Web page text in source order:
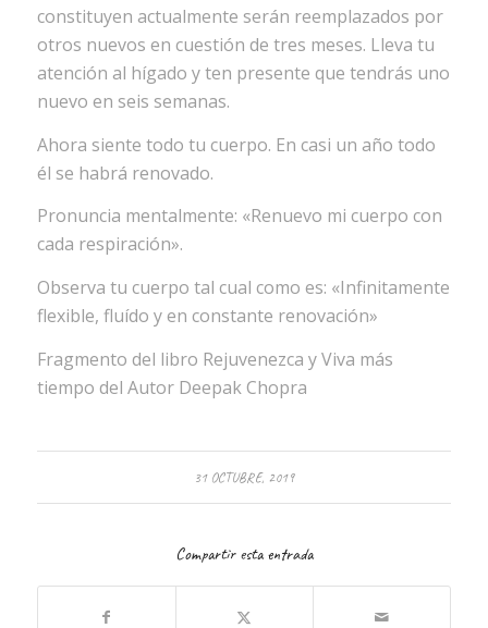
constituyen actualmente serán reemplazados por
otros nuevos en cuestión de tres meses. Lleva tu
atención al hígado y ten presente que tendrás uno
nuevo en seis semanas.
Ahora siente todo tu cuerpo. En casi un año todo
él se habrá renovado.
Pronuncia mentalmente: «Renuevo mi cuerpo con
cada respiración».
Observa tu cuerpo tal cual como es: «Infinitamente
flexible, fluído y en constante renovación»
Fragmento del libro Rejuvenezca y Viva más
tiempo del Autor Deepak Chopra
31 OCTUBRE, 2019
Compartir esta entrada